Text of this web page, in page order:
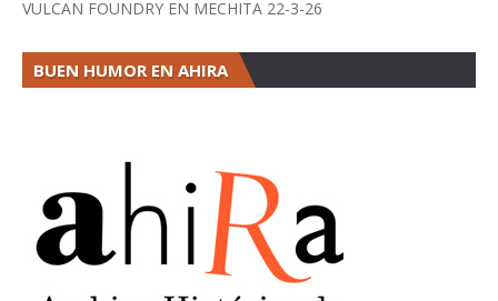
VULCAN FOUNDRY EN MECHITA 22-3-26
BUEN HUMOR EN AHIRA